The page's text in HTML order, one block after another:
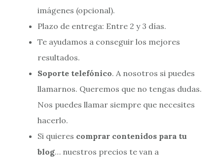
imágenes (opcional).
Plazo de entrega: Entre 2 y 3 días.
Te ayudamos a conseguir los mejores
resultados.
Soporte telefónico. A nosotros si puedes
llamarnos. Queremos que no tengas dudas.
Nos puedes llamar siempre que necesites
hacerlo.
Si quieres comprar contenidos para tu
blog… nuestros precios te van a